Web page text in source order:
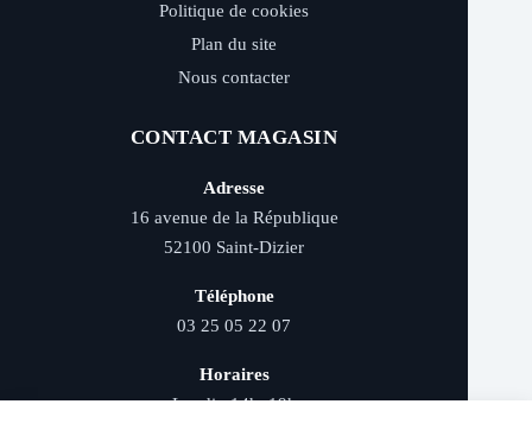
Politique de cookies
Plan du site
Nous contacter
CONTACT MAGASIN
Adresse
16 avenue de la République
52100 Saint-Dizier
Téléphone
03 25 05 22 07
Horaires
Lundi : 14h–19h